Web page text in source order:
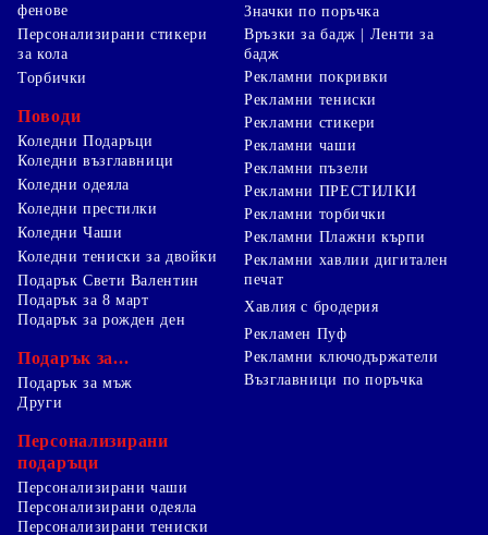
фенове
Персонализирани стикери
за кола
Торбички
Поводи
Коледни Подаръци
Коледни възглавници
Коледни одеяла
Коледни престилки
Коледни Чаши
Коледни тениски за двойки
Подарък Свети Валентин
Подарък за 8 март
Подарък за рожден ден
Подарък за...
Подарък за мъж
Значки по поръчка
Връзки за бадж | Ленти за
бадж
Рекламни покривки
Рекламни тениски
Рекламни стикери
Рекламни чаши
Рекламни пъзели
Рекламни ПРЕСТИЛКИ
Рекламни торбички
Рекламни Плажни кърпи
Рекламни хавлии дигитален
печат
Хавлия с бродерия
Рекламен Пуф
Рекламни ключодържатели
Възглавници по поръчка
Други
Персонализирани
подаръци
Персонализирани чаши
Персонализирани одеяла
Персонализирани тениски